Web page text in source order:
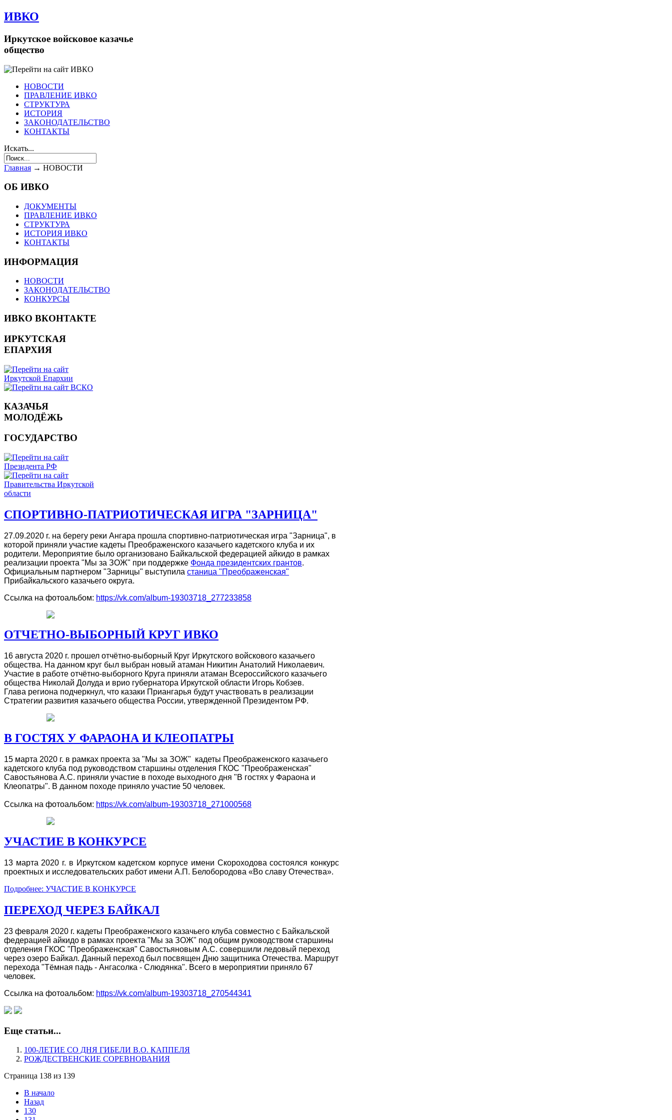
ИВКО
Иркутское войсковое казачье
общество
НОВОСТИ
ПРАВЛЕНИЕ ИВКО
СТРУКТУРА
ИСТОРИЯ
ЗАКОНОДАТЕЛЬСТВО
КОНТАКТЫ
Искать...
Главная → НОВОСТИ
ОБ ИВКО
ДОКУМЕНТЫ
ПРАВЛЕНИЕ ИВКО
СТРУКТУРА
ИСТОРИЯ ИВКО
КОНТАКТЫ
ИНФОРМАЦИЯ
НОВОСТИ
ЗАКОНОДАТЕЛЬСТВО
КОНКУРСЫ
ИВКО ВКОНТАКТЕ
ИРКУТСКАЯ
ЕПАРХИЯ
КАЗАЧЬЯ
МОЛОДЁЖЬ
ГОСУДАРСТВО
СПОРТИВНО-ПАТРИОТИЧЕСКАЯ ИГРА "ЗАРНИЦА"
27.09.2020 г. на берегу реки Ангара прошла спортивно-патриотическая игра "Зарница", в
которой приняли участие кадеты Преображенского казачьего кадетского клуба и их
родители. Мероприятие было организовано Байкальской федерацией айкидо в рамках
реализации проекта "Мы за ЗОЖ" при поддержке Фонда президентских грантов.
Официальным партнером "Зарницы" выступила станица "Преображенская"
Прибайкальского казачьего округа.
Ссылка на фотоальбом: https://vk.com/album-19303718_277233858
ОТЧЕТНО-ВЫБОРНЫЙ КРУГ ИВКО
16 августа 2020 г. прошел отчётно-выборный Круг Иркутского войскового казачьего
общества. На данном круг был выбран новый атаман Никитин Анатолий Николаевич.
Участие в работе отчётно-выборного Круга приняли атаман Всероссийского казачьего
общества Николай Долуда и врио губернатора Иркутской области Игорь Кобзев.
Глава региона подчеркнул, что казаки Приангарья будут участвовать в реализации
Стратегии развития казачьего общества России, утвержденной Президентом РФ.
В ГОСТЯХ У ФАРАОНА И КЛЕОПАТРЫ
15 марта 2020 г. в рамках проекта за "Мы за ЗОЖ" кадеты Преображенского казачьего
кадетского клуба под руководством старшины отделения ГКОС "Преображенская"
Савостьянова А.С. приняли участие в походе выходного дня "В гостях у Фараона и
Клеопатры". В данном походе приняло участие 50 человек.
Ссылка на фотоальбом: https://vk.com/album-19303718_271000568
УЧАСТИЕ В КОНКУРСЕ
13 марта 2020 г. в Иркутском кадетском корпусе имени Скороходова состоялся конкурс
проектных и исследовательских работ имени А.П. Белобородова «Во славу Отечества».
Подробнее: УЧАСТИЕ В КОНКУРСЕ
ПЕРЕХОД ЧЕРЕЗ БАЙКАЛ
23 февраля 2020 г. кадеты Преображенского казачьего клуба совместно с Байкальской
федерацией айкидо в рамках проекта "Мы за ЗОЖ" под общим руководством старшины
отделения ГКОС "Преображенская" Савостьяновым А.С. совершили ледовый переход
через озеро Байкал. Данный переход был посвящен Дню защитника Отечества. Маршрут
перехода "Тёмная падь - Ангасолка - Слюдянка". Всего в мероприятии приняло 67
человек.
Ссылка на фотоальбом: https://vk.com/album-19303718_270544341
Еще статьи...
100-ЛЕТИЕ СО ДНЯ ГИБЕЛИ В.О. КАППЕЛЯ
РОЖДЕСТВЕНСКИЕ СОРЕВНОВАНИЯ
Страница 138 из 139
В начало
Назад
130